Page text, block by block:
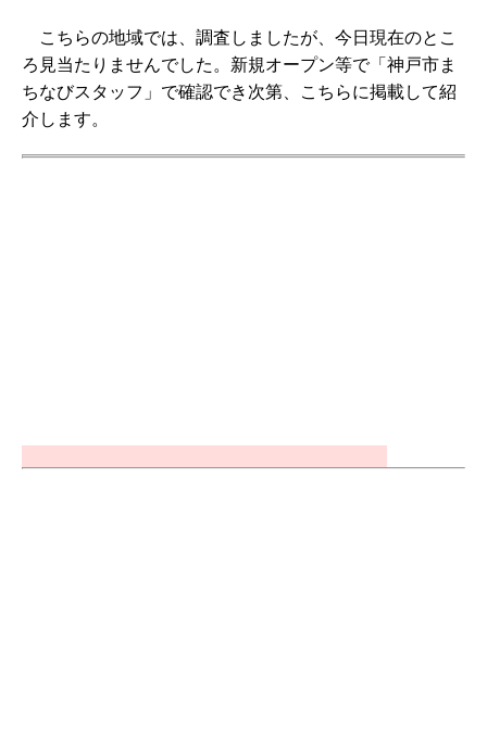
こちらの地域では、調査しましたが、今日現在のとこ
ろ見当たりませんでした。新規オープン等で「神戸市ま
ちなびスタッフ」で確認でき次第、こちらに掲載して紹
介します。